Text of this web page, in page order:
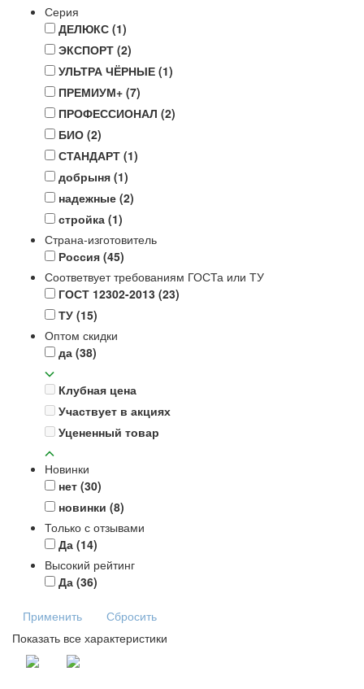
Серия
ДЕЛЮКС (1)
ЭКСПОРТ (2)
УЛЬТРА ЧЁРНЫЕ (1)
ПРЕМИУМ+ (7)
ПРОФЕССИОНАЛ (2)
БИО (2)
СТАНДАРТ (1)
добрыня (1)
надежные (2)
стройка (1)
Страна-изготовитель
Россия (45)
Соответвует требованиям ГОСТа или ТУ
ГОСТ 12302-2013 (23)
ТУ (15)
Оптом скидки
да (38)
Клубная цена
Участвует в акциях
Уцененный товар
Новинки
нет (30)
новинки (8)
Только с отзывами
Да (14)
Высокий рейтинг
Да (36)
Применить
Сбросить
Показать все характеристики